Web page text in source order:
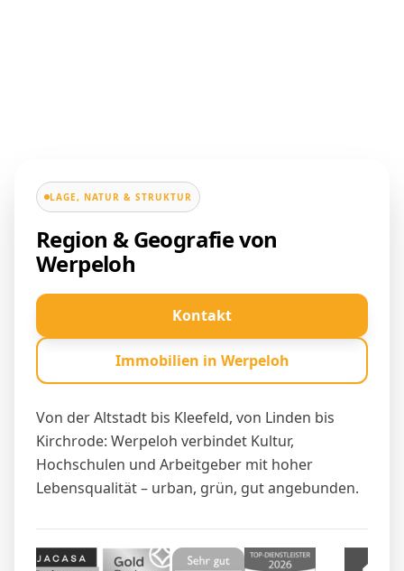
LAGE, NATUR & STRUKTUR
Region & Geografie von
Werpeloh
Von der Altstadt bis Kleefeld, von Linden bis
Kirchrode: Werpeloh verbindet Kultur,
Hochschulen und Arbeitgeber mit hoher
Lebensqualität – urban, grün, gut angebunden.
Kontakt
Immobilien in Werpeloh